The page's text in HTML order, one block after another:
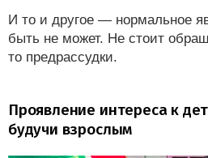
И то и другое — нормальное
быть не может. Не стоит
то предрассудки.
Проявление интереса к
будучи взрослым